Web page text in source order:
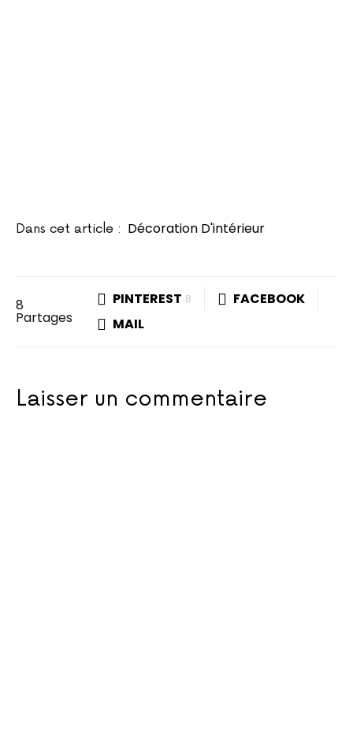
Dans cet article : Décoration D'intérieur
8
Partages
PINTEREST 8
FACEBOOK
MAIL
Laisser un commentaire